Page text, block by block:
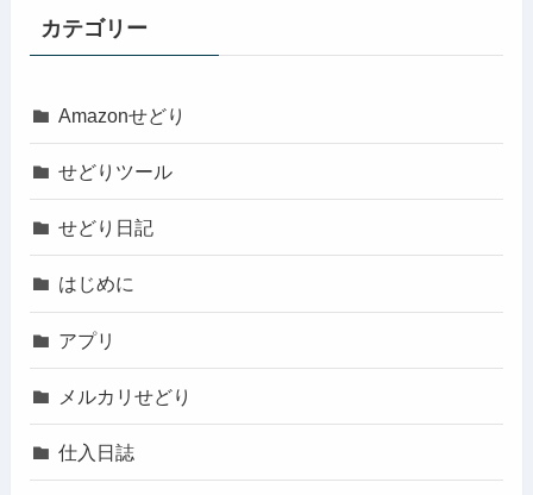
カテゴリー
Amazonせどり
せどりツール
せどり日記
はじめに
アプリ
メルカリせどり
仕入日誌